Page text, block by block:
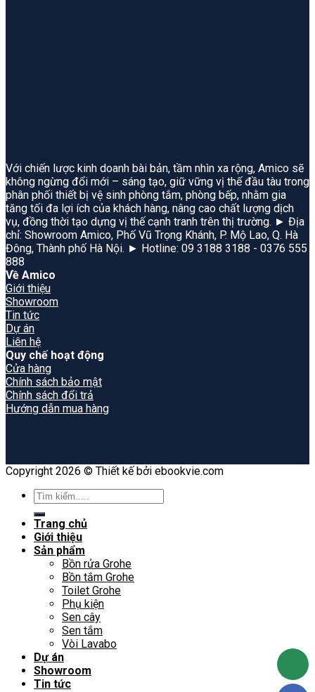
Với chiến lược kinh doanh bài bản, tầm nhìn xa rộng, Amico sẽ
không ngừng đổi mới – sáng tạo, giữ vững vị thế đầu tàu trong
phân phối thiết bị vệ sinh phòng tắm, phòng bếp, nhằm gia
tăng tối đa lợi ích của khách hàng, nâng cao chất lượng dịch
vụ, đồng thời tạo dựng vị thế cạnh tranh trên thị trường. ► Địa
chỉ: Showroom Amico, Phố Vũ Trọng Khánh, P. Mộ Lao, Q. Hà
Đông, Thành phố Hà Nội. ► Hotline: 09 3188 3188 - 0376 555
888
Về Amico
Giới thiệu
Showroom
Tin tức
Dự án
Liên hệ
Quy chế hoạt động
Cửa hàng
Chính sách bảo mật
Chính sách đổi trả
Hướng dẫn mua hàng
Copyright 2026 © Thiết kế bởi ebookvie.com
Search
for:
Trang chủ
Giới thiệu
Sản phẩm
Bồn rửa Grohe
Bồn tắm Grohe
Toilet Grohe
Phụ kiện
Sen cây
Sen tắm
Vòi Lavabo
Dự án
Showroom
Tin tức